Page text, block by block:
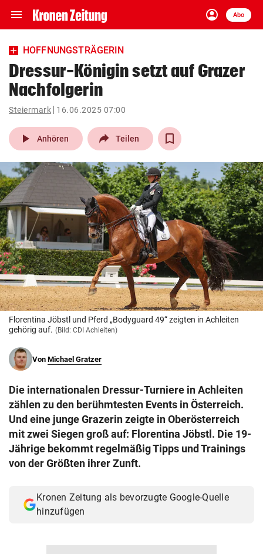
menu Navigation
ein-/ausklappen
account_circle
Anmelden
Abo
close Schließen
account_circle Anmelden
pin_drop
Wien arrow_right
bookmark
search
Suchbegriff
eingeben
© Krone Multimedia GmbH & Co KG 2026
Muthgasse 2, 1190 Wien
HOFFNUNGSTRÄGERIN
Dressur-Königin setzt auf Grazer
Nachfolgerin
Steiermark 16.06.2025 07:00
play_arrow Anhören Teilen
Florentina Jöbstl und Pferd „Bodyguard 49“ zeigten in Achleiten
gehörig auf. (Bild: CDI Achleiten)
Von Michael Gratzer
Die internationalen Dressur-Turniere in Achleiten
zählen zu den berühmtesten Events in Österreich.
Und eine junge Grazerin zeigte in Oberösterreich
mit zwei Siegen groß auf: Florentina Jöbstl. Die 19-
Jährige bekommt regelmäßig Tipps und Trainings
von der Größten ihrer Zunft.
Kronen Zeitung als bevorzugte Google-Quelle
hinzufügen